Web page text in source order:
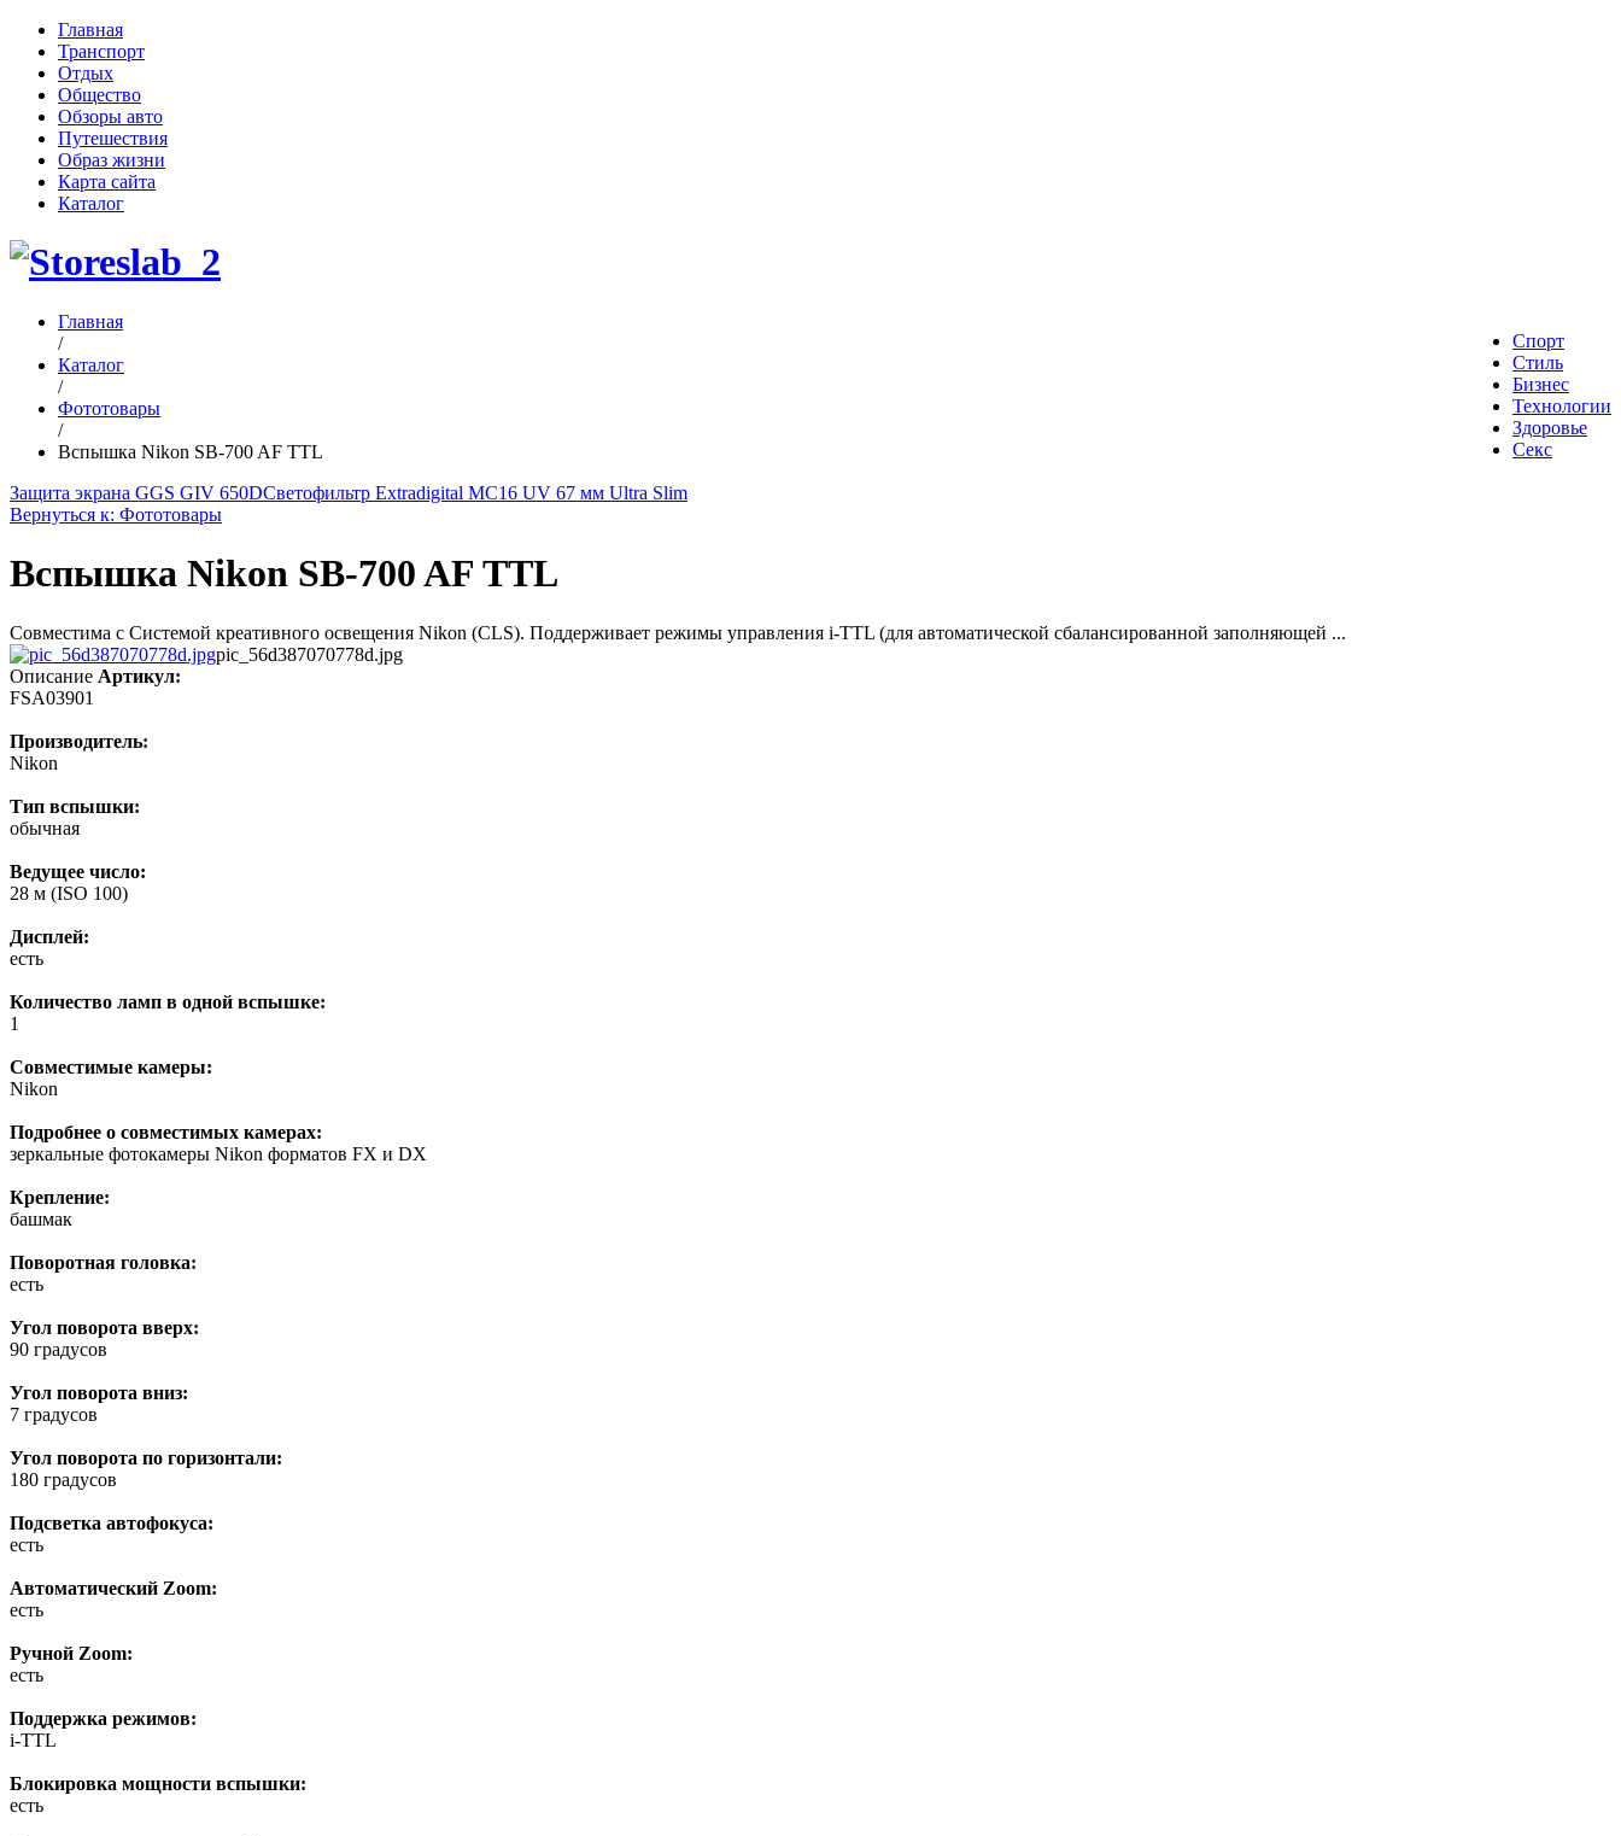
Главная
Транспорт
Отдых
Общество
Обзоры авто
Путешествия
Образ жизни
Карта сайта
Каталог
Спорт
Стиль
Бизнес
Технологии
Здоровье
Секс
Главная
/
Каталог
/
Фототовары
/
Вспышка Nikon SB-700 AF TTL
Защита экрана GGS GIV 650DСветофильтр Extradigital MC16 UV 67 мм Ultra Slim
Вернуться к: Фототовары
Вспышка Nikon SB-700 AF TTL
Совместима с Системой креативного освещения Nikon (CLS). Поддерживает режимы управления i-TTL (для автоматической сбалансированной заполняющей ...
pic_56d387070778d.jpg
Описание Артикул:
FSA03901
Производитель:
Nikon
Тип вспышки:
обычная
Ведущее число:
28 м (ISO 100)
Дисплей:
есть
Количество ламп в одной вспышке:
1
Совместимые камеры:
Nikon
Подробнее о совместимых камерах:
зеркальные фотокамеры Nikon форматов FX и DX
Крепление:
башмак
Поворотная головка:
есть
Угол поворота вверх:
90 градусов
Угол поворота вниз:
7 градусов
Угол поворота по горизонтали:
180 градусов
Подсветка автофокуса:
есть
Автоматический Zoom:
есть
Ручной Zoom:
есть
Поддержка режимов:
i-TTL
Блокировка мощности вспышки:
есть